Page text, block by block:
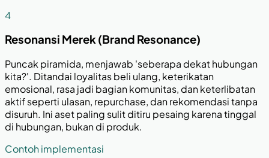
4
Resonansi Merek (Brand Resonance)
Puncak piramida, menjawab 'seberapa dekat hubungan
kita?'. Ditandai loyalitas beli ulang, keterikatan
emosional, rasa jadi bagian komunitas, dan keterlibatan
aktif seperti ulasan, repurchase, dan rekomendasi tanpa
disuruh. Ini aset paling sulit ditiru pesaing karena tinggal
di hubungan, bukan di produk.
Contoh implementasi